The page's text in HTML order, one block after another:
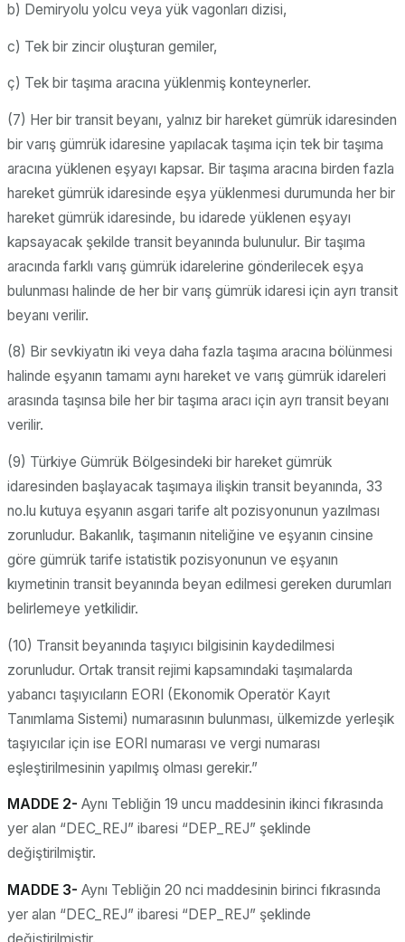
b) Demiryolu yolcu veya yük vagonları dizisi,
c) Tek bir zincir oluşturan gemiler,
ç) Tek bir taşıma aracına yüklenmiş konteynerler.
(7) Her bir transit beyanı, yalnız bir hareket gümrük idaresinden
bir varış gümrük idaresine yapılacak taşıma için tek bir taşıma
aracına yüklenen eşyayı kapsar. Bir taşıma aracına birden fazla
hareket gümrük idaresinde eşya yüklenmesi durumunda her bir
hareket gümrük idaresinde, bu idarede yüklenen eşyayı
kapsayacak şekilde transit beyanında bulunulur. Bir taşıma
aracında farklı varış gümrük idarelerine gönderilecek eşya
bulunması halinde de her bir varış gümrük idaresi için ayrı transit
beyanı verilir.
(8) Bir sevkiyatın iki veya daha fazla taşıma aracına bölünmesi
halinde eşyanın tamamı aynı hareket ve varış gümrük idareleri
arasında taşınsa bile her bir taşıma aracı için ayrı transit beyanı
verilir.
(9) Türkiye Gümrük Bölgesindeki bir hareket gümrük
idaresinden başlayacak taşımaya ilişkin transit beyanında, 33
no.lu kutuya eşyanın asgari tarife alt pozisyonunun yazılması
zorunludur. Bakanlık, taşımanın niteliğine ve eşyanın cinsine
göre gümrük tarife istatistik pozisyonunun ve eşyanın
kıymetinin transit beyanında beyan edilmesi gereken durumları
belirlemeye yetkilidir.
(10) Transit beyanında taşıyıcı bilgisinin kaydedilmesi
zorunludur. Ortak transit rejimi kapsamındaki taşımalarda
yabancı taşıyıcıların EORI (Ekonomik Operatör Kayıt
Tanımlama Sistemi) numarasının bulunması, ülkemizde yerleşik
taşıyıcılar için ise EORI numarası ve vergi numarası
eşleştirilmesinin yapılmış olması gerekir.”
MADDE 2- Aynı Tebliğin 19 uncu maddesinin ikinci fıkrasında
yer alan “DEC_REJ” ibaresi “DEP_REJ” şeklinde
değiştirilmiştir.
MADDE 3- Aynı Tebliğin 20 nci maddesinin birinci fıkrasında
yer alan “DEC_REJ” ibaresi “DEP_REJ” şeklinde